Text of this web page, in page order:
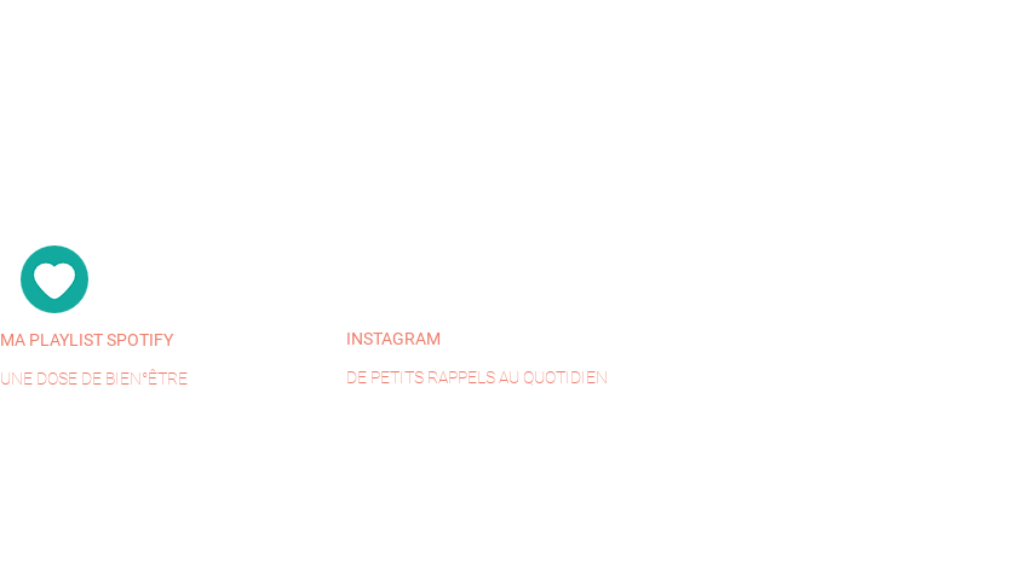
MA PLAYLIST SPOTIFY
UNE DOSE DE BIEN°ÊTRE
INSTAGRAM
DE PETITS RAPPELS AU QUOTIDIEN